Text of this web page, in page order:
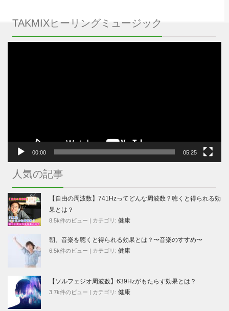
TAKMIXヒーリングミュージック
00:00 05:25
人気の記事
【自由の周波数】741Hzってどんな周波数？聴くと得られる効
果とは？
8.5k件のビュー カテゴリ: 健康
朝、音楽を聴くと得られる効果とは？〜音楽のすすめ〜
6.5k件のビュー カテゴリ: 健康
【ソルフェジオ周波数】639Hzがもたらす効果とは？
3.7k件のビュー カテゴリ: 健康